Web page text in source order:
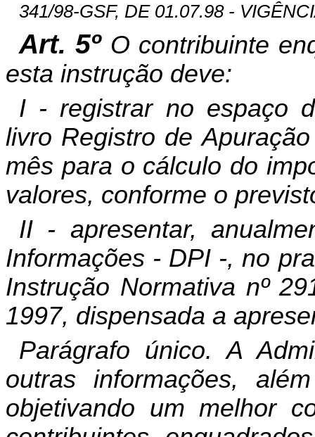
341/98-GSF, DE 01.07.98 -
Art. 5º O contribuinte
esta instrução deve:
I - registrar no espaço
livro Registro de
mês para o cálculo do
valores, conforme o
II - apresentar,
Informações - DPI -, no
Instrução Normativa nº
1997, dispensada a
Parágrafo único. A
outras informações,
objetivando um melhor